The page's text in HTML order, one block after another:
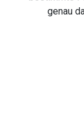
genau